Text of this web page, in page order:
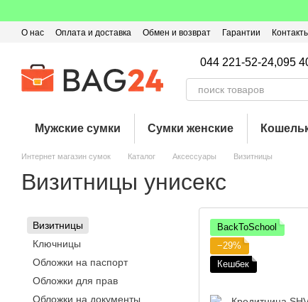
О нас Оплата и доставка Обмен и возврат Гарантии
044 221-52-24,095
Мужские сумки Сумки женские
Интернет магазин сумок Каталог Аксессуары Визитницы
Визитницы унисекс
BackToSchool
−29%
Кешбек
Визитницы
Ключницы
Обложки на паспорт
Обложки для прав
Обложки на документы